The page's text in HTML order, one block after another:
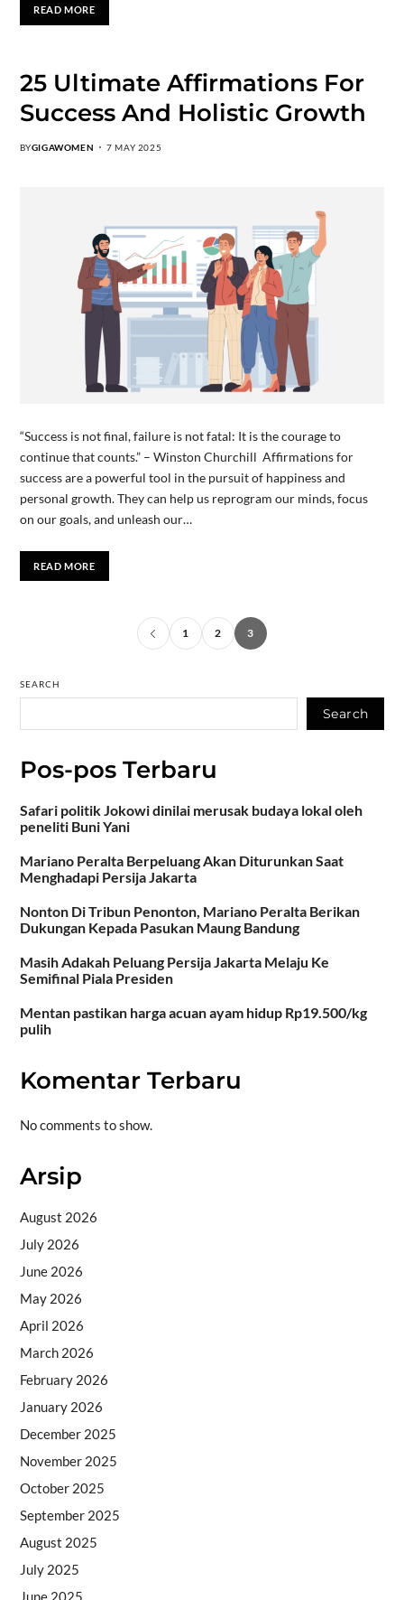
READ MORE
25 Ultimate Affirmations For
Success And Holistic Growth
BYGIGAWOMEN 7 MAY 2025
“Success is not final, failure is not fatal: It is the courage to
continue that counts.” – Winston Churchill Affirmations for
success are a powerful tool in the pursuit of happiness and
personal growth. They can help us reprogram our minds, focus
on our goals, and unleash our…
READ MORE
1 2 3
SEARCH
Search
Pos-pos Terbaru
Safari politik Jokowi dinilai merusak budaya lokal oleh
peneliti Buni Yani
Mariano Peralta Berpeluang Akan Diturunkan Saat
Menghadapi Persija Jakarta
Nonton Di Tribun Penonton, Mariano Peralta Berikan
Dukungan Kepada Pasukan Maung Bandung
Masih Adakah Peluang Persija Jakarta Melaju Ke
Semifinal Piala Presiden
Mentan pastikan harga acuan ayam hidup Rp19.500/kg
pulih
Komentar Terbaru
No comments to show.
Arsip
August 2026
July 2026
June 2026
May 2026
April 2026
March 2026
February 2026
January 2026
December 2025
November 2025
October 2025
September 2025
August 2025
July 2025
June 2025